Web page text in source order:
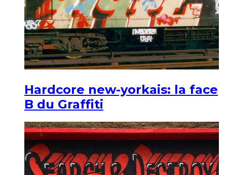
Hardcore new-yorkais: la face
B du Graffiti